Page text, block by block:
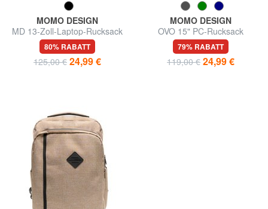
MOMO DESIGN
MD 13-Zoll-Laptop-Rucksack
80% RABATT
125,00 € 24,99 €
MOMO DESIGN
OVO 15" PC-Rucksack
79% RABATT
119,00 € 24,99 €